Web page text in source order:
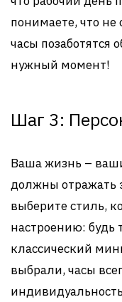
понимаете, что
часы позаботятся
нужный момент!
Шаг 3:
Ваша жизнь –
должны отражать
выберите стиль,
настроению: будь
классический
выбрали, часы